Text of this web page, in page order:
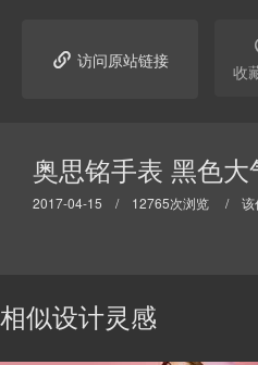
 访问原站链接
收
奥思铭手表 黑色
2017-04-15 / 12765次浏览 / 该
相似设计灵感